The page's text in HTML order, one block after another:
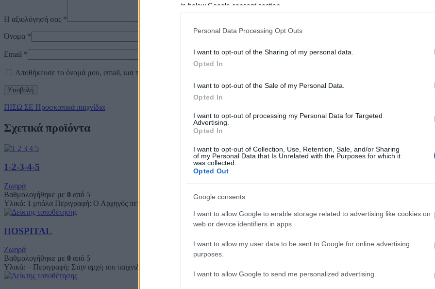
in below Google consent section.
Personal Data Processing Opt Outs
I want to opt-out of the Sharing of my personal data.
Opted In
I want to opt-out of the Sale of my Personal Data.
Opted In
I want to opt-out of processing my Personal Data for Targeted
Advertising.
Opted In
I want to opt-out of Collection, Use, Retention, Sale, and/or Sharing
of my Personal Data that Is Unrelated with the Purposes for which it
was collected.
Opted Out
Google consents
I want to allow Google to enable storage related to advertising like cookies on
web or device identifiers in apps.
I want to allow my user data to be sent to Google for online advertising
purposes.
I want to allow Google to send me personalized advertising.
Η αξιολόγησή σας *
Όνομα *
Email *
Αποθήκευσε το όνομά μου, email, και τον ιστότοπο μου σε αυτόν τον πλοηγό για την επόμενη φορά που θα σχολιάσω.
ΠΙΣΩ ΣΕ Προσκοπικά παιχνίδια
Σχετικά προϊόντα
1-2-3-4-5
Ζωηρά
Βαθμολογήθηκε με 0 από 5
Υλικά: 1 μπάλα Περιγραφή: Ο Αρχηγός πετάει μια μπάλα στον αέρα. Όποιος την πιάσει προσπαθεί να την κρατήσει για λογαριασμό της
HOSPITAL
Ζωηρά
Βαθμολογήθηκε με 0 από 5
Υλικά: – Περιγραφή: Στην αρχή του παιχνιδιού, ένα ή δύο παιδιά ορίζονται σαν κυνηγοί. Οι κυνηγοί προσπαθούν να να «τραυματίσουν»